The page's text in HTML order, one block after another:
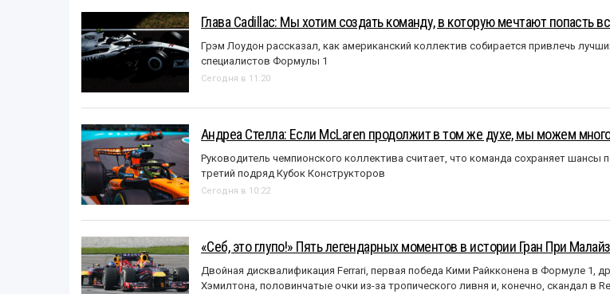
Глава Cadillac: Мы хотим создать команду, в которую мечтают попасть
Грэм Лоудон рассказал, как американский коллектив собирается привлечь
специалистов Формулы 1
Сегодня в 11:20
Андреа Стелла: Если McLaren продолжит в том же духе, мы можем
Руководитель чемпионского коллектива считает, что команда сохраняет шансы
третий подряд Кубок Конструкторов
Сегодня в 10:22
«Себ, это глупо!» Пять легендарных моментов в истории Гран При
Двойная дисквалификация Ferrari, первая победа Кими Райкконена в Формуле 1,
Хэмилтона, половинчатые очки из-за тропического ливня и, конечно, скандал в